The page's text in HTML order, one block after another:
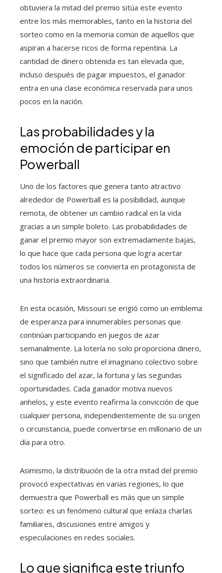
obtuviera la mitad del premio sitúa este evento
entre los más memorables, tanto en la historia del
sorteo como en la memoria común de aquellos que
aspiran a hacerse ricos de forma repentina. La
cantidad de dinero obtenida es tan elevada que,
incluso después de pagar impuestos, el ganador
entra en una clase económica reservada para unos
pocos en la nación.
Las probabilidades y la
emoción de participar en
Powerball
Uno de los factores que genera tanto atractivo
alrededor de Powerball es la posibilidad, aunque
remota, de obtener un cambio radical en la vida
gracias a un simple boleto. Las probabilidades de
ganar el premio mayor son extremadamente bajas,
lo que hace que cada persona que logra acertar
todos los números se convierta en protagonista de
una historia extraordinaria.
En esta ocasión, Missouri se erigió como un emblema
de esperanza para innumerables personas que
continúan participando en juegos de azar
semanalmente. La lotería no solo proporciona dinero,
sino que también nutre el imaginario colectivo sobre
el significado del azar, la fortuna y las segundas
oportunidades. Cada ganador motiva nuevos
anhelos, y este evento reafirma la convicción de que
cualquier persona, independientemente de su origen
o circunstancia, puede convertirse en millonario de un
día para otro.
Asimismo, la distribución de la otra mitad del premio
provocó expectativas en varias regiones, lo que
demuestra que Powerball es más que un simple
sorteo: es un fenómeno cultural que enlaza charlas
familiares, discusiones entre amigos y
especulaciones en redes sociales.
Lo que significa este triunfo